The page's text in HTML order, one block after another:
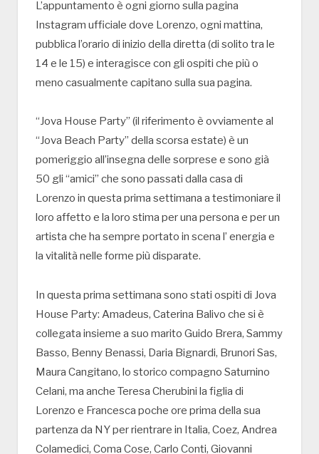
L’appuntamento è ogni giorno sulla pagina
Instagram ufficiale dove Lorenzo, ogni mattina,
pubblica l’orario di inizio della diretta (di solito tra le
14 e le 15) e interagisce con gli ospiti che più o
meno casualmente capitano sulla sua pagina.
“Jova House Party” (il riferimento è ovviamente al
“Jova Beach Party” della scorsa estate) è un
pomeriggio all’insegna delle sorprese e sono già
50 gli “amici” che sono passati dalla casa di
Lorenzo in questa prima settimana a testimoniare il
loro affetto e la loro stima per una persona e per un
artista che ha sempre portato in scena l’ energia e
la vitalità nelle forme più disparate.
In questa prima settimana sono stati ospiti di Jova
House Party: Amadeus, Caterina Balivo che si è
collegata insieme a suo marito Guido Brera, Sammy
Basso, Benny Benassi, Daria Bignardi, Brunori Sas,
Maura Cangitano, lo storico compagno Saturnino
Celani, ma anche Teresa Cherubini la figlia di
Lorenzo e Francesca poche ore prima della sua
partenza da NY per rientrare in Italia, Coez, Andrea
Colamedici, Coma Cose, Carlo Conti, Giovanni